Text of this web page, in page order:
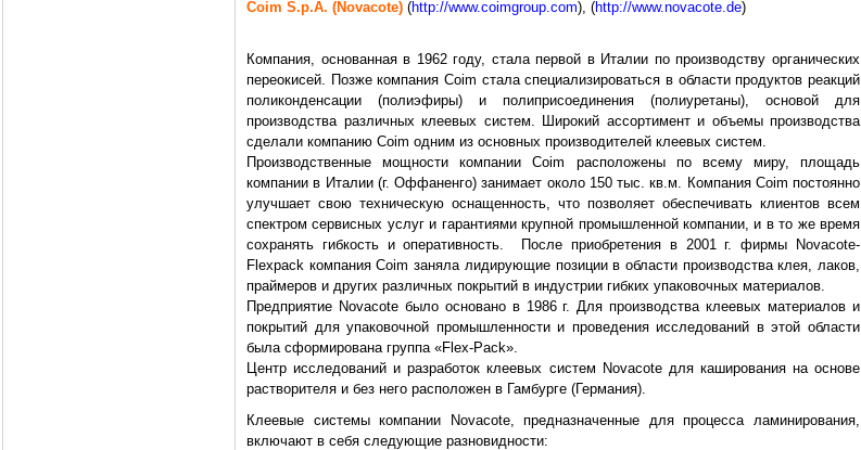
Coim S.p.A. (Novacote) (http://www.coimgroup.com), (http://www.novacote.de)
Компания, основанная в 1962 году, стала первой в Италии по производству органических
переокисей. Позже компания Coim стала специализироваться в области продуктов реакций
поликонденсации (полиэфиры) и полиприсоединения (полиуретаны), основой для
производства различных клеевых систем. Широкий ассортимент и объемы производства
сделали компанию Coim одним из основных производителей клеевых систем.
Производственные мощности компании Coim расположены по всему миру, площадь
компании в Италии (г. Оффаненго) занимает около 150 тыс. кв.м. Компания Coim постоянно
улучшает свою техническую оснащенность, что позволяет обеспечивать клиентов всем
спектром сервисных услуг и гарантиями крупной промышленной компании, и в то же время
сохранять гибкость и оперативность. После приобретения в 2001 г. фирмы Novacote-
Flexpack компания Coim заняла лидирующие позиции в области производства клея, лаков,
праймеров и других различных покрытий в индустрии гибких упаковочных материалов.
Предприятие Novacote было основано в 1986 г. Для производства клеевых материалов и
покрытий для упаковочной промышленности и проведения исследований в этой области
была сформирована группа «Flex-Pack».
Центр исследований и разработок клеевых систем Novacote для каширования на основе
растворителя и без него расположен в Гамбурге (Германия).
Клеевые системы компании Novacote, предназначенные для процесса ламинирования,
включают в себя следующие разновидности: